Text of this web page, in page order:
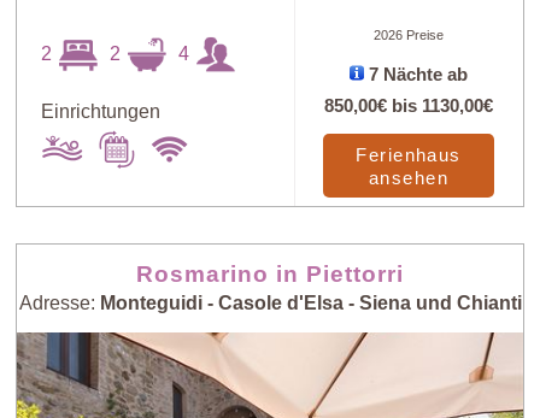
2 2 4
Einrichtungen
2026 Preise
7 Nächte ab
850,00€ bis 1130,00€
Ferienhaus
ansehen
Rosmarino in Piettorri
Adresse: Monteguidi - Casole d'Elsa - Siena und Chianti